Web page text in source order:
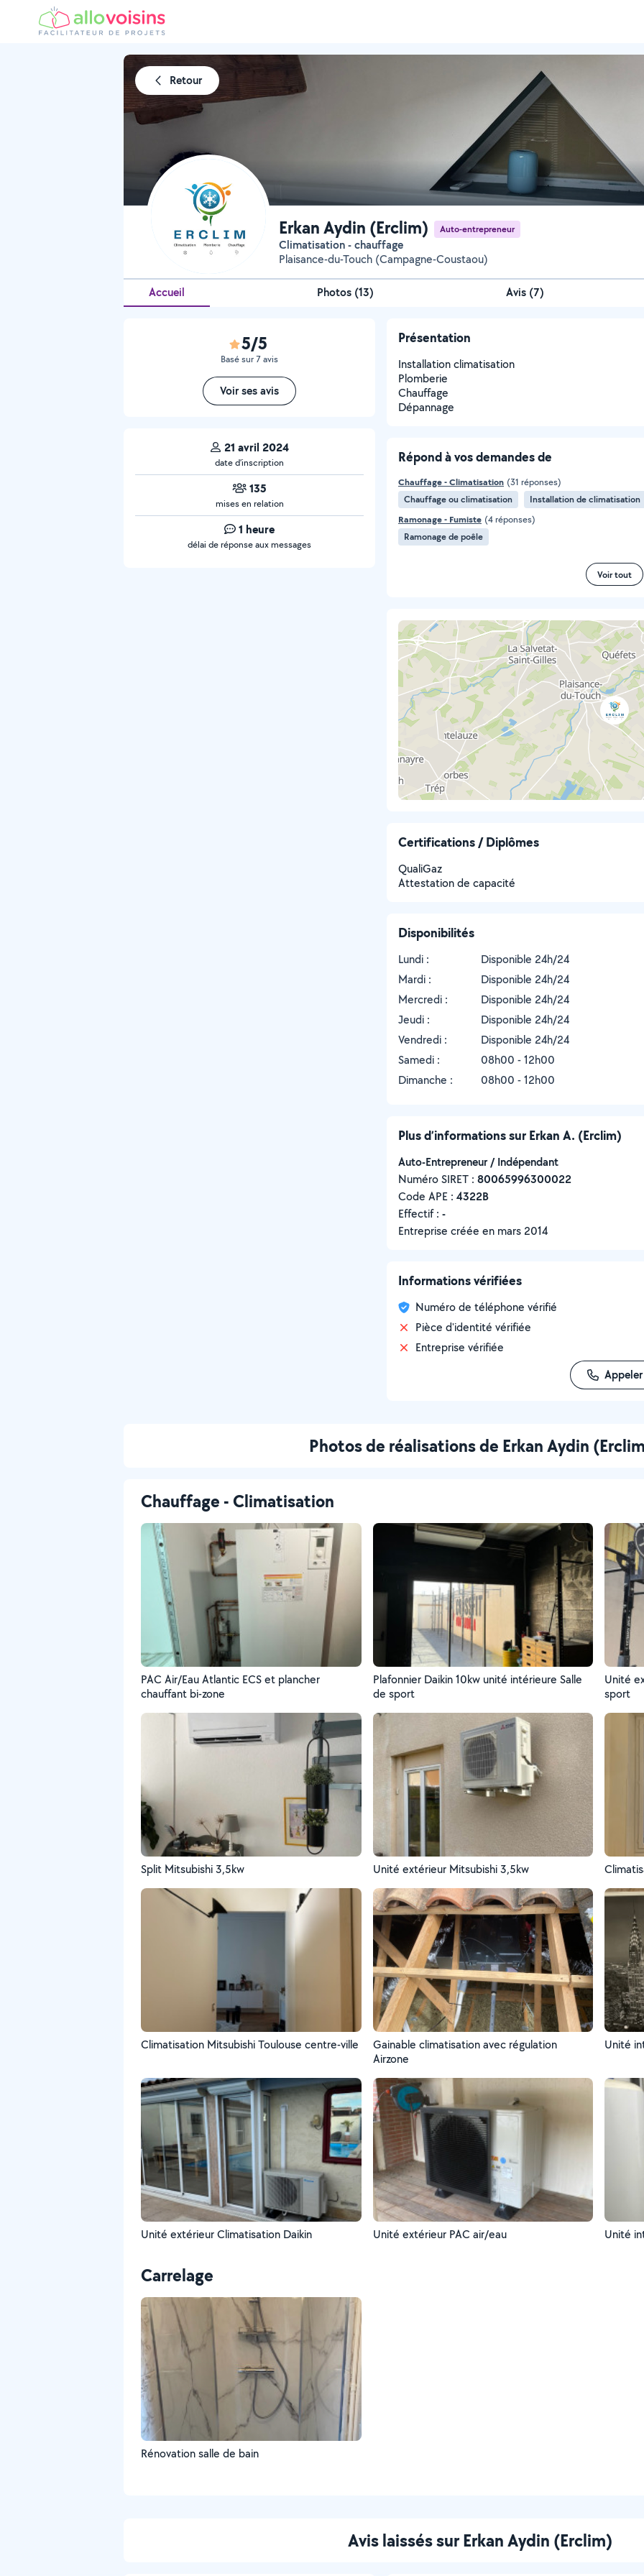
Retour
Erkan Aydin (Erclim) Auto-entrepreneur
Climatisation - chauffage
Plaisance-du-Touch (Campagne-Coustaou)
Accueil Photos (13) Avis (7)
5/5
Basé sur 7 avis
Voir ses avis
21 avril 2024
date d’inscription
135
mises en relation
1 heure
délai de réponse aux messages
Présentation
Installation climatisation
Plomberie
Chauffage
Dépannage
Répond à vos demandes de
Chauffage - Climatisation (31 réponses)
Chauffage ou climatisation
Installation de climatisation
Ramonage - Fumiste (4 réponses)
Ramonage de poêle
Voir tout
Certifications / Diplômes
QualiGaz
Attestation de capacité
Disponibilités
Lundi :
Disponible 24h/24
Mardi :
Disponible 24h/24
Mercredi :
Disponible 24h/24
Jeudi :
Disponible 24h/24
Vendredi :
Disponible 24h/24
Samedi :
08h00 - 12h00
Dimanche :
08h00 - 12h00
Plus d’informations sur Erkan A. (Erclim)
Auto-Entrepreneur / Indépendant
Numéro SIRET : ‍80065996300022
Code APE : 4322B
Effectif : -
Entreprise créée en mars 2014
Informations vérifiées
Numéro de téléphone vérifié
Pièce d'identité vérifiée
Entreprise vérifiée
Appeler
Photos de réalisations de Erkan Aydin
Chauffage - Climatisation
PAC Air/Eau Atlantic ECS et plancher
chauffant bi-zone
Plafonnier Daikin 10kw unité intérieure Salle
de sport
Unité
sport
Split Mitsubishi 3,5kw Unité extérieur Mitsubishi 3,5kw
Climatisation Mitsubishi Toulouse centre-ville
Gainable climatisation avec régulation
Airzone
Unité
Unité extérieur Climatisation Daikin Unité extérieur PAC air/eau Unité
Carrelage
Rénovation salle de bain
Avis laissés sur Erkan Aydin (Erclim)